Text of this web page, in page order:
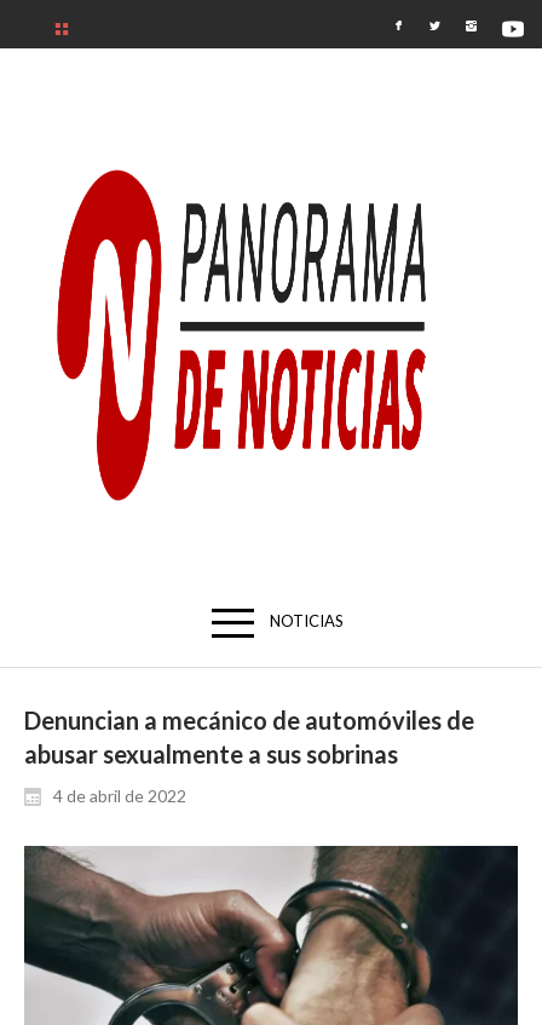
NOTICIAS
Denuncian a mecánico de automóviles de
abusar sexualmente a sus sobrinas
4 de abril de 2022